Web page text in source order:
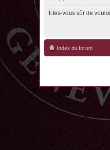
Etes-vous sûr de
Index du forum